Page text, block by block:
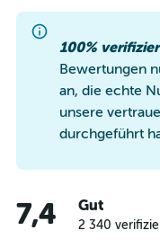
100%
Bewertungen
an, die echte
unsere
durchgeführt
7,4 Gut
2 340